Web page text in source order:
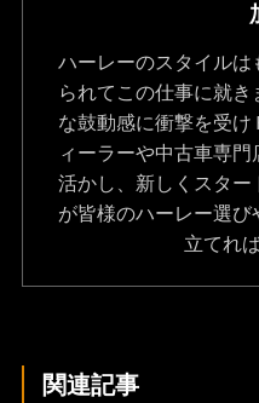
ハーレーのスタイル
られてこの仕事に就
な鼓動感に衝撃を受
ィーラーや中古車専
活かし、新しくスター
が皆様のハーレー選
立てれ
関連記事